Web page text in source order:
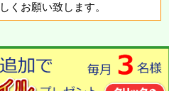
くお願い致します。